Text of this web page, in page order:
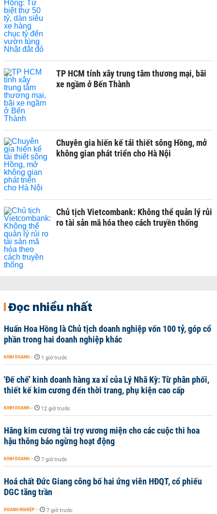
TP HCM tính xây trung tâm thương mại, bãi
xe ngầm ở Bến Thành
Chuyên gia hiến kế tái thiết sông Hồng, mở
không gian phát triển cho Hà Nội
Chủ tịch Vietcombank: Không thể quản lý rủi
ro tài sản mã hóa theo cách truyền thống
Đọc nhiều nhất
Huấn Hoa Hồng là Chủ tịch doanh nghiệp vốn 100 tỷ, góp cổ
phần trong hai doanh nghiệp khác
KINH DOANH - 1 giờ trước
'Đế chế’ kinh doanh hàng xa xỉ của Lý Nhã Kỳ: Từ phân phối,
thiết kế kim cương đến thời trang, phụ kiện cao cấp
KINH DOANH - 12 giờ trước
Hãng kim cương tài trợ vương miện cho các cuộc thi hoa
hậu thông báo ngừng hoạt động
KINH DOANH - 7 giờ trước
Hoá chất Đức Giang công bố hai ứng viên HĐQT, cổ phiếu
DGC tăng trần
DOANH NGHIỆP - 7 giờ trước